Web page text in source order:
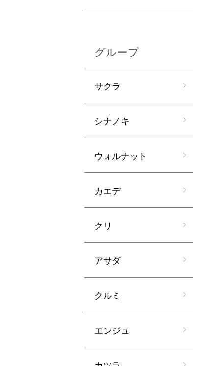
グループ
サクラ
シナノキ
ウォルナット
カエデ
クリ
アサダ
クルミ
エンジュ